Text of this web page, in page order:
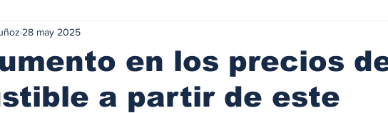
en los precios
a partir de este
28 may 2025